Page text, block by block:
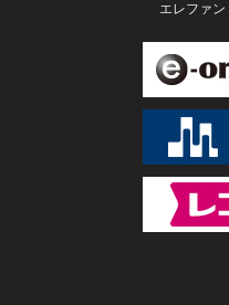
エレファ
ロニー・
ンボーン
波多野睦美
Pandit
Banerjee/
チャンス
ェン・ポ